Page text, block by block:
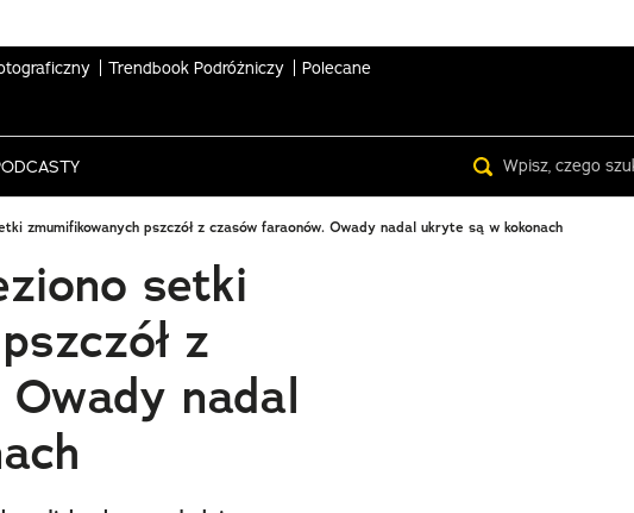
Trendbook Podróżniczy Polecane
zmumifikowanych pszczół z czasów faraonów. Owady nadal ukryte są w kokonach
setki
z
nadal